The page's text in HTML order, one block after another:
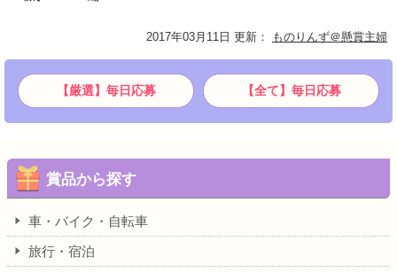
2017年03月11日 更新 ： ものりんず＠懸賞主婦
【厳選】毎日応募 【全て】毎日応募
賞品から探す
車・バイク・自転車
旅行・宿泊